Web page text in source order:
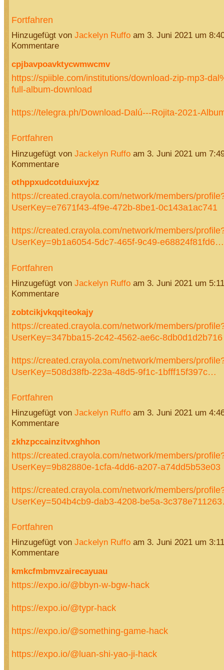
Fortfahren
Hinzugefügt von Jackelyn Ruffoam 3. Juni 2021 um
Kommentare
cpjbavpoavktycwmwcmv
https://spiible.com/institutions/download-zip-mp3-
full-album-download
https://telegra.ph/Download-Dalú---Rojita-2021-
Fortfahren
Hinzugefügt von Jackelyn Ruffoam 3. Juni 2021 um
Kommentare
othppxudcotduiuxvjxz
https://created.crayola.com/network/members/
UserKey=e7671f43-4f9e-472b-8be1-0c143a1ac741
https://created.crayola.com/network/members/
UserKey=9b1a6054-5dc7-465f-9c49-e68824f81fd6…
Fortfahren
Hinzugefügt von Jackelyn Ruffoam 3. Juni 2021 um
Kommentare
zobtcikjvkqqiteokajy
https://created.crayola.com/network/members/
UserKey=347bba15-2c42-4562-ae6c-8db0d1d2b716
https://created.crayola.com/network/members/
UserKey=508d38fb-223a-48d5-9f1c-1bfff15f397c…
Fortfahren
Hinzugefügt von Jackelyn Ruffoam 3. Juni 2021 um
Kommentare
zkhzpccainzitvxghhon
https://created.crayola.com/network/members/
UserKey=9b82880e-1cfa-4dd6-a207-a74dd5b53e03
https://created.crayola.com/network/members/
UserKey=504b4cb9-dab3-4208-be5a-
Fortfahren
Hinzugefügt von Jackelyn Ruffoam 3. Juni 2021 um
Kommentare
kmkcfmbmvzairecayuau
https://expo.io/@bbyn-w-bgw-hack
https://expo.io/@typr-hack
https://expo.io/@something-game-hack
https://expo.io/@luan-shi-yao-ji-hack